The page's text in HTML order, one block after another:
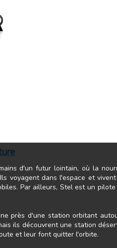
d'un futur lointain, où la
voyagent dans l'espace et
Par ailleurs, Stel est un
près d'une station orbitant
ils découvrent une station
et leur font quitter l'orbite.